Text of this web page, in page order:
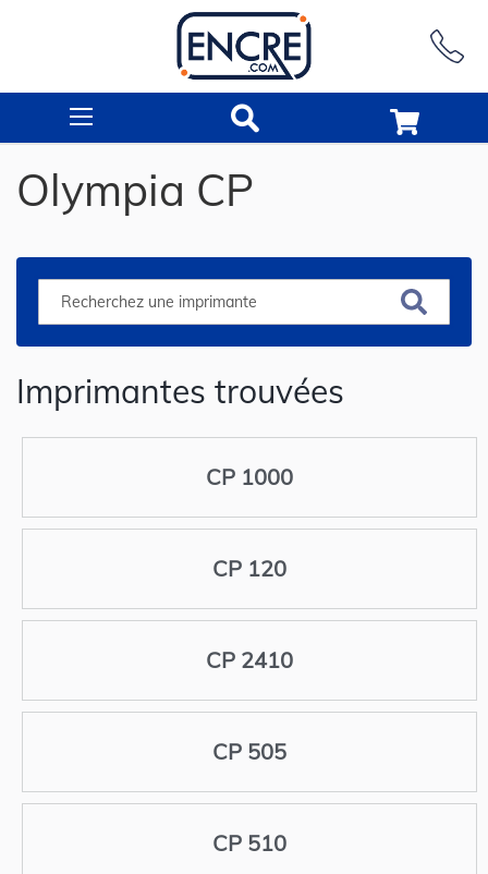
Olympia CP
Imprimantes trouvées
CP 1000
CP 120
CP 2410
CP 505
CP 510